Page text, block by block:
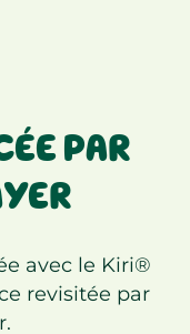
PAR
avec le Kiri®
revisitée par